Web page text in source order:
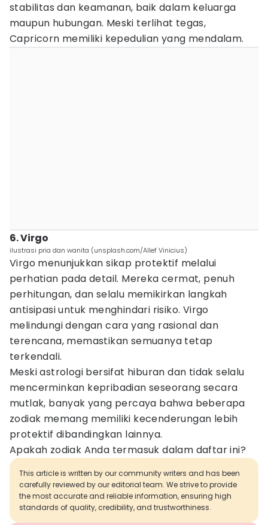
stabilitas dan keamanan, baik dalam keluarga
maupun hubungan. Meski terlihat tegas,
Capricorn memiliki kepedulian yang mendalam.
6. Virgo
ilustrasi pria dan wanita (unsplash.com/Allef Vinicius)
Virgo menunjukkan sikap protektif melalui
perhatian pada detail. Mereka cermat, penuh
perhitungan, dan selalu memikirkan langkah
antisipasi untuk menghindari risiko. Virgo
melindungi dengan cara yang rasional dan
terencana, memastikan semuanya tetap
terkendali.
Meski astrologi bersifat hiburan dan tidak selalu
mencerminkan kepribadian seseorang secara
mutlak, banyak yang percaya bahwa beberapa
zodiak memang memiliki kecenderungan lebih
protektif dibandingkan lainnya.
Apakah zodiak Anda termasuk dalam daftar ini?
This article is written by our community writers and has been
carefully reviewed by our editorial team. We strive to provide
the most accurate and reliable information, ensuring high
standards of quality, credibility, and trustworthiness.